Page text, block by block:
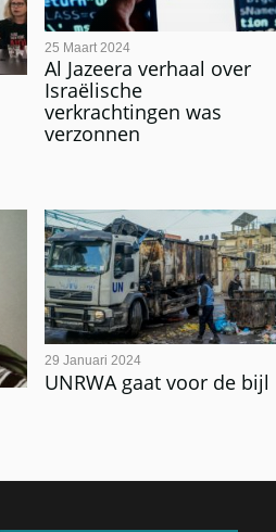
Al Jazeera verhaal over
Israëlische
verkrachtingen was
verzonnen
25 Maart 2024
UNRWA gaat voor de bijl
29 Januari 2024